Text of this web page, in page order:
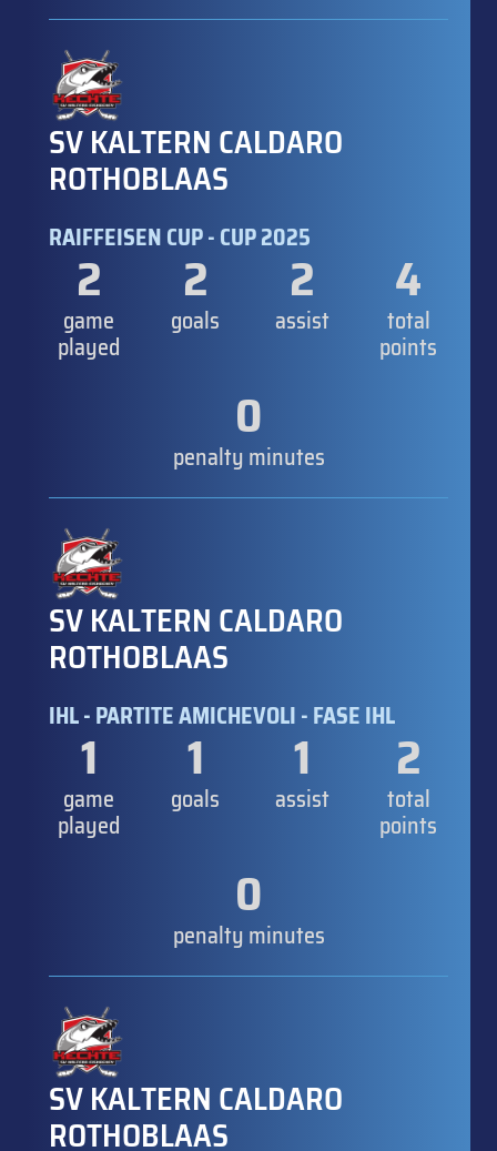
SV KALTERN CALDARO
ROTHOBLAAS
RAIFFEISEN CUP - CUP 2025
2
game
played
2
goals
2
assist
4
total
points
0
penalty minutes
SV KALTERN CALDARO
ROTHOBLAAS
IHL - PARTITE AMICHEVOLI - FASE IHL
1
game
played
1
goals
1
assist
2
total
points
0
penalty minutes
SV KALTERN CALDARO
ROTHOBLAAS